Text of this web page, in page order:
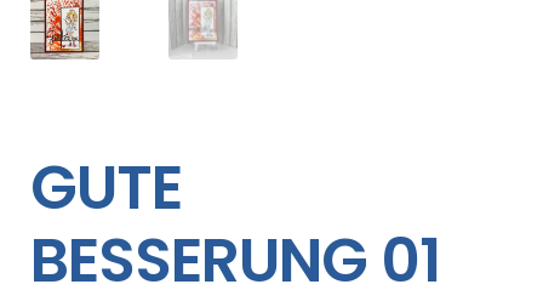
GUTE
BESSERUNG 01